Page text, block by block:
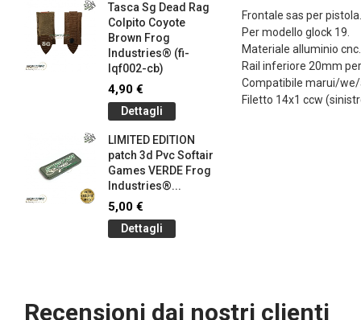
Frontale sas per pistola.
Per modello glock 19.
Materiale alluminio cnc.
Rail inferiore 20mm
Compatibile marui/
Filetto 14x1 ccw
Tasca Sg Dead Rag
Colpito Coyote
Brown Frog
Industries® (fi-
lqf002-cb)
4,90 €
Dettagli
LIMITED EDITION
patch 3d Pvc Softair
Games VERDE Frog
Industries®...
5,00 €
Dettagli
Dettagli
Silicone
Olive
1,00 €
Recensioni dai nostri clienti